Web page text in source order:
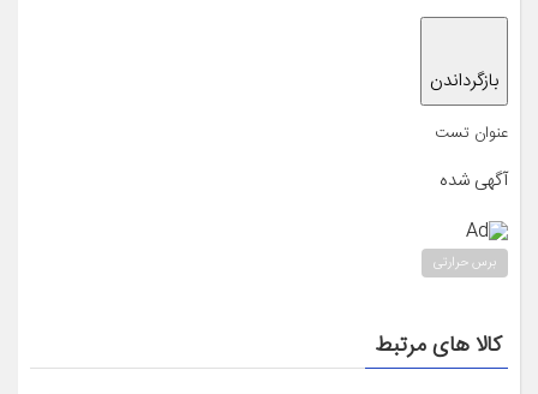
بازگرداندن
عنوان تست
آگهی شده
Ad
برس حرارتی
کالا های مرتبط